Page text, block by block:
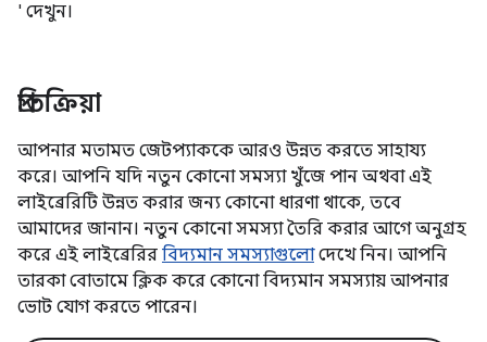
' দেখুন।
প্রতিক্রিয়া
আপনার মতামত জেটপ্যাককে আরও উন্নত করতে সাহায্য
করে। আপনি যদি নতুন কোনো সমস্যা খুঁজে পান অথবা এই
লাইব্রেরিটি উন্নত করার জন্য কোনো ধারণা থাকে, তবে
আমাদের জানান। নতুন কোনো সমস্যা তৈরি করার আগে অনুগ্রহ
করে এই লাইব্রেরির বিদ্যমান সমস্যাগুলোদেখে নিন। আপনি
তারকা বোতামে ক্লিক করে কোনো বিদ্যমান সমস্যায় আপনার
ভোট যোগ করতে পারেন।